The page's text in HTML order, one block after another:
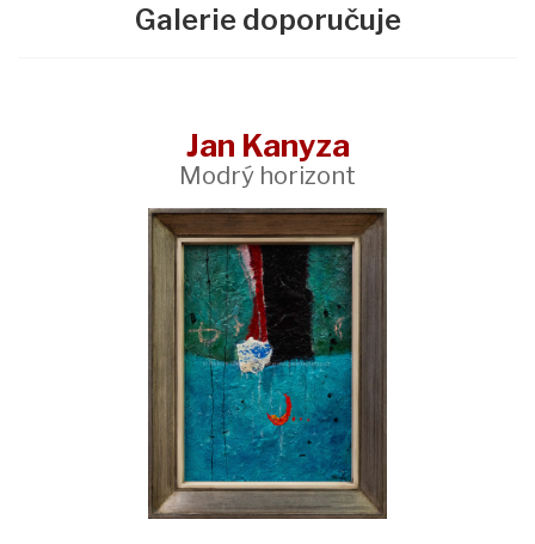
Galerie doporučuje
Jan Kanyza
Modrý horizont